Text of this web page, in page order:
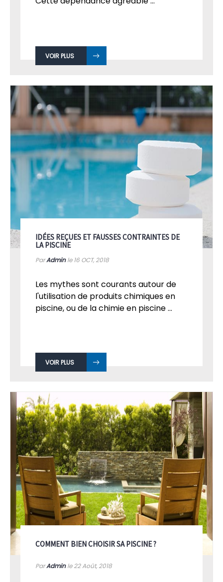
VOIR PLUS
IDÉES REÇUES ET FAUSSES CONTRAINTES DE
LA PISCINE
ParAdminle 16 OCT, 2018
Les mythes sont courants autour de
l'utilisation de produits chimiques en
piscine, ou de la chimie en piscine ...
VOIR PLUS
COMMENT BIEN CHOISIR SA PISCINE ?
ParAdminle 22Août, 2018